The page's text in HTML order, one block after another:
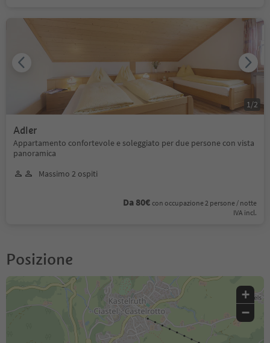
Adler
Appartamento confortevole e soleggiato per due persone con vista
panoramica
Massimo 2 ospiti
Da 80€ con occupazione 2 persone / notte
IVA incl.
1 /2
Posizione
+
−